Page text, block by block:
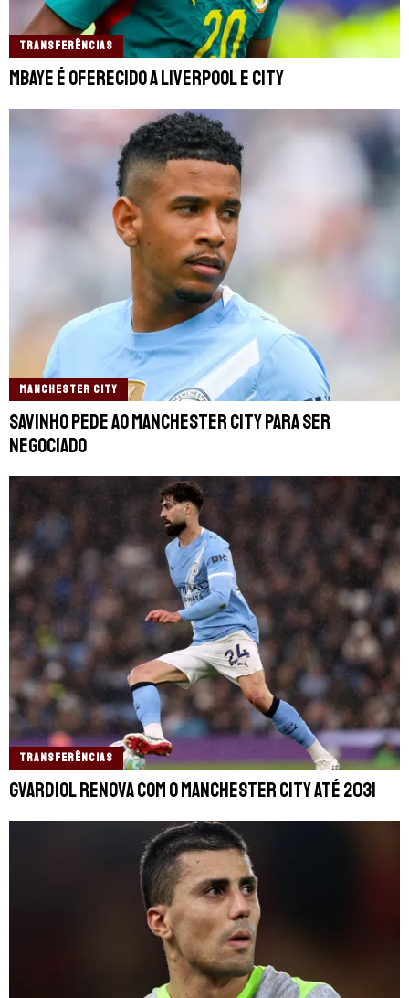
TRANSFERÊNCIAS
Mbaye é oferecido a Liverpool e City
MANCHESTER CITY
Savinho pede ao Manchester City para ser
negociado
TRANSFERÊNCIAS
Gvardiol renova com o Manchester City até 2031